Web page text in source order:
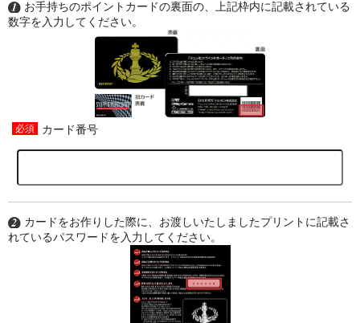
お手持ちのポイントカードの裏面の、上記枠内に記載されている
数字を入力してください。
カード番号
カードをお作りした際に、お渡しいたしましたプリントに記載さ
れているパスワードを入力してください。